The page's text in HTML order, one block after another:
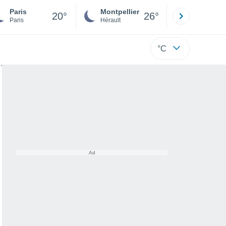
Paris
Paris 20° Montpellier
Hérault 26°
°C